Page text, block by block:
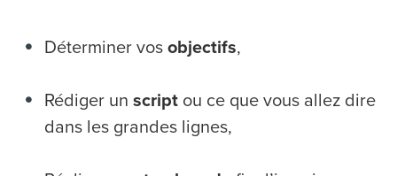
Déterminer vos objectifs,
Rédiger un script ou ce que vous allez dire
dans les grandes lignes,